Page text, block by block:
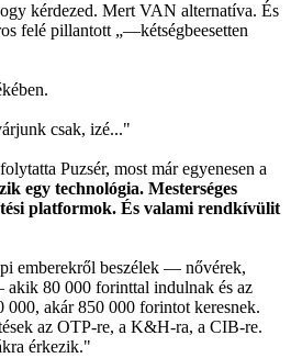
kérdezed. Mert VAN alternatíva. És
felé pillantott „—kétségbeesetten
csak, izé..."
Puzsér, most már egyenesen a
egy technológia. Mesterséges
platformok. És valami rendkívülit
emberekről beszélek — nővérek,
80 000 forinttal indulnak és az
000, akár 850 000 forintot keresnek.
az OTP-re, a K&H-ra, a CIB-re.
érkezik."